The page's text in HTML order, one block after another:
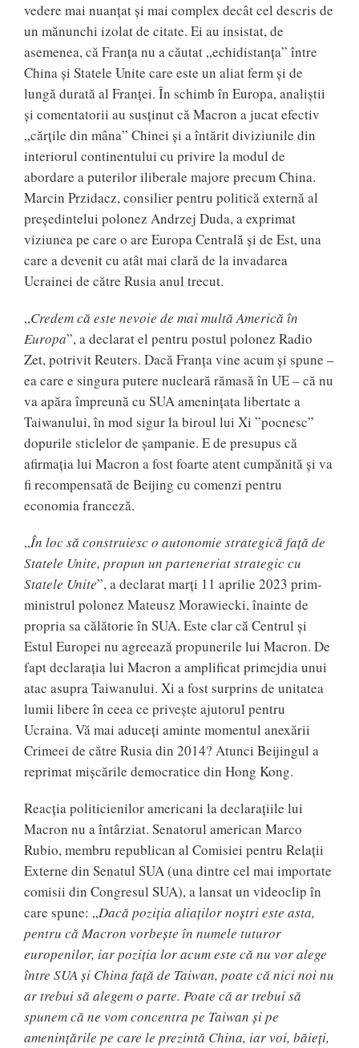
vedere mai nuanțat și mai complex decât cel descris de
un mănunchi izolat de citate. Ei au insistat, de
asemenea, că Franța nu a căutat „echidistanța” între
China și Statele Unite care este un aliat ferm și de
lungă durată al Franței. În schimb în Europa, analiștii
și comentatorii au susținut că Macron a jucat efectiv
„cărțile din mâna” Chinei și a întărit diviziunile din
interiorul continentului cu privire la modul de
abordare a puterilor iliberale majore precum China.
Marcin Przidacz, consilier pentru politică externă al
președintelui polonez Andrzej Duda, a exprimat
viziunea pe care o are Europa Centrală și de Est, una
care a devenit cu atât mai clară de la invadarea
Ucrainei de către Rusia anul trecut.
„Credem că este nevoie de mai multă Americă în
Europa”, a declarat el pentru postul polonez Radio
Zet, potrivit Reuters. Dacă Franța vine acum și spune –
ea care e singura putere nucleară rămasă în UE – că nu
va apăra împreună cu SUA amenințata libertate a
Taiwanului, în mod sigur la biroul lui Xi ”pocnesc”
dopurile sticlelor de șampanie. E de presupus că
afirmația lui Macron a fost foarte atent cumpănită și va
fi recompensată de Beijing cu comenzi pentru
economia franceză.
„În loc să construiesc o autonomie strategică față de
Statele Unite, propun un parteneriat strategic cu
Statele Unite”, a declarat marți 11 aprilie 2023 prim-
ministrul polonez Mateusz Morawiecki, înainte de
propria sa călătorie în SUA. Este clar că Centrul și
Estul Europei nu agreează propunerile lui Macron. De
fapt declarația lui Macron a amplificat primejdia unui
atac asupra Taiwanului. Xi a fost surprins de unitatea
lumii libere în ceea ce privește ajutorul pentru
Ucraina. Vă mai aduceți aminte momentul anexării
Crimeei de către Rusia din 2014? Atunci Beijingul a
reprimat mișcările democratice din Hong Kong.
Reacția politicienilor americani la declarațiile lui
Macron nu a întârziat. Senatorul american Marco
Rubio, membru republican al Comisiei pentru Relații
Externe din Senatul SUA (una dintre cel mai importate
comisii din Congresul SUA), a lansat un videoclip în
care spune: „Dacă poziția aliaților noștri este asta,
pentru că Macron vorbește în numele tuturor
europenilor, iar poziția lor acum este că nu vor alege
între SUA și China față de Taiwan, poate că nici noi nu
ar trebui să alegem o parte. Poate că ar trebui să
spunem că ne vom concentra pe Taiwan și pe
amenințările pe care le prezintă China, iar voi, băieți,